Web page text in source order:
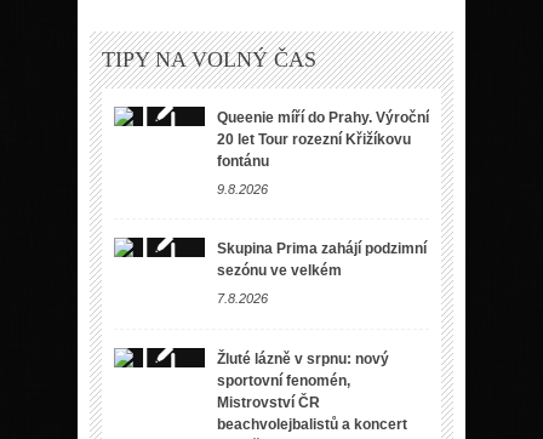
TIPY NA VOLNÝ ČAS
Queenie míří do Prahy. Výroční
20 let Tour rozezní Křižíkovu
fontánu
9.8.2026
Skupina Prima zahájí podzimní
sezónu ve velkém
7.8.2026
Žluté lázně v srpnu: nový
sportovní fenomén,
Mistrovství ČR
beachvolejbalistů a koncert